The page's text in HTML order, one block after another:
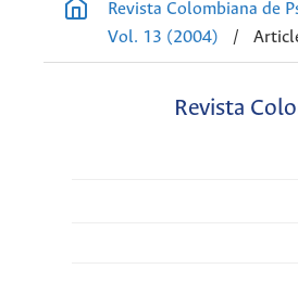
Revista Colombiana de
Vol. 13 (2004)
/
Revista